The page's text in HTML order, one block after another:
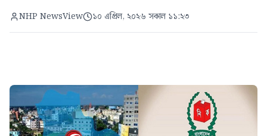
NHP NewsView ১০ এপ্রিল, ২০২৬ সকাল ১১:২৩